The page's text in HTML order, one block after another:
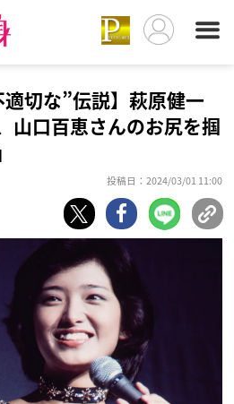
適切な”伝説】萩原健一
山口百恵さんのお尻を掴
投稿日：2024/03/01 11:00